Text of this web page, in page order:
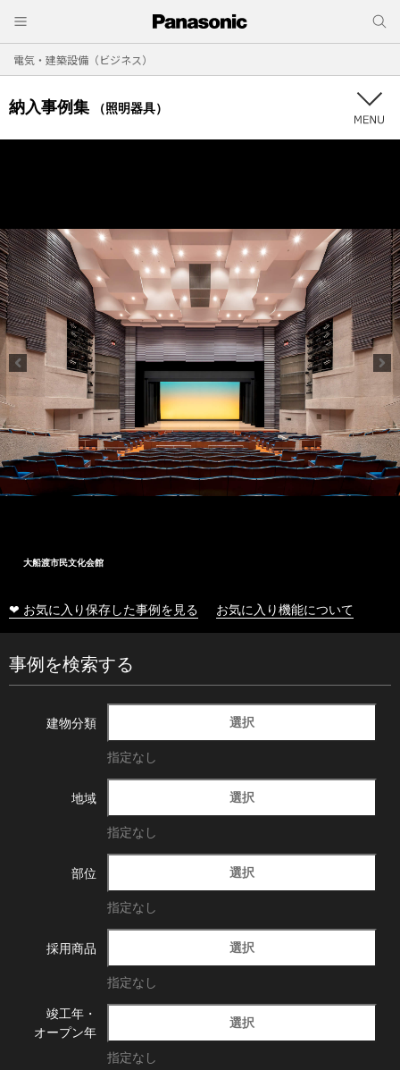
電気・建築設備（ビジネス）
納入事例集 （照明器具）
大船渡市民文化会館
❤ お気に入り保存した事例を見る お気に入り機能について
事例を検索する
建物分類 選択
指定なし
地域 選択
指定なし
部位 選択
指定なし
採用商品 選択
指定なし
竣工年・
オープン年
選択
指定なし